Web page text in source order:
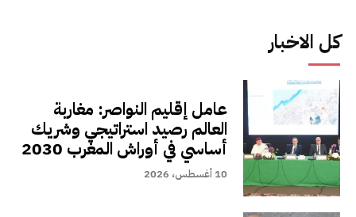
كل الاخبار
عامل إقليم النواصر: مغاربة
العالم رصيد استراتيجي وشريك
أساسي في أوراش المغرب 2030
10 أغسطس، 2026